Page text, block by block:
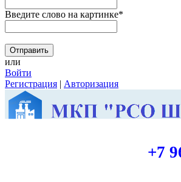
Введите слово на картинке*
или
Войти
Регистрация | Авторизация
+7